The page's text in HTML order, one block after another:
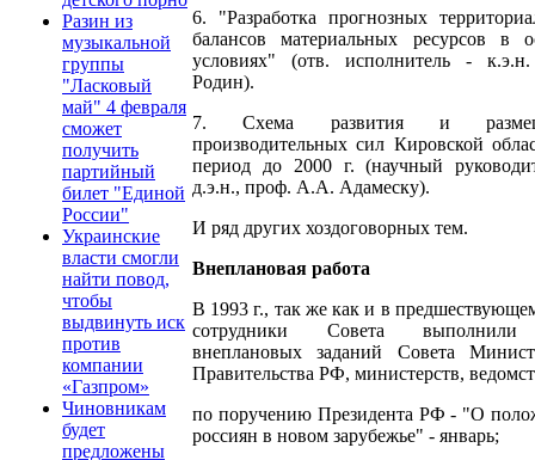
Разин из
музыкальной
группы
"Ласковый
май" 4 февраля
сможет
получить
партийный
билет "Единой
России"
Украинские
власти смогли
найти повод,
чтобы
выдвинуть иск
против
компании
«Газпром»
Чиновникам
будет
предложены
6. "Разработка прогнозных
балансов материальных ресурсов в
условиях" (отв. исполнитель -
Родин).
7. Схема развития и
производительных сил Кировской
период до 2000 г. (научный
д.э.н., проф. А.А. Адамеску).
И ряд других хоздоговорных тем.
Внеплановая работа
В 1993 г., так же как и в
сотрудники Совета
внеплановых заданий Совета
Правительства РФ, министерств,
по поручению Президента РФ - "О
россиян в новом зарубежье" - январь;